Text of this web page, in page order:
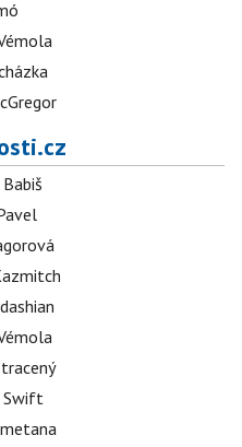
Swift